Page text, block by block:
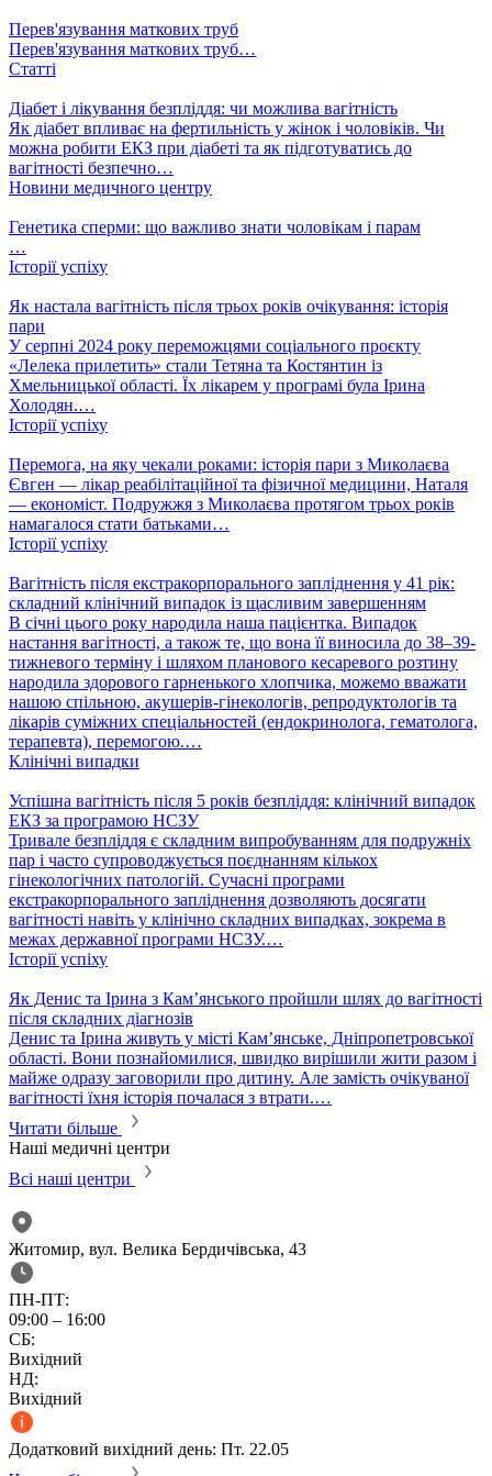
Перев'язування маткових труб
Перев'язування маткових труб…
Статті
Діабет і лікування безпліддя: чи можлива вагітність
Як діабет впливає на фертильність у жінок і чоловіків. Чи
можна робити ЕКЗ при діабеті та як підготуватись до
вагітності безпечно…
Новини медичного центру
Генетика сперми: що важливо знати чоловікам і парам
…
Історії успіху
Як настала вагітність після трьох років очікування: історія
пари
У серпні 2024 року переможцями соціального проєкту
«Лелека прилетить» стали Тетяна та Костянтин із
Хмельницької області. Їх лікарем у програмі була Ірина
Холодян.…
Історії успіху
Перемога, на яку чекали роками: історія пари з Миколаєва
Євген — лікар реабілітаційної та фізичної медицини, Наталя
— економіст. Подружжя з Миколаєва протягом трьох років
намагалося стати батьками…
Історії успіху
Вагітність після екстракорпорального запліднення у 41 рік:
складний клінічний випадок із щасливим завершенням
В січні цього року народила наша пацієнтка. Випадок
настання вагітності, а також те, що вона її виносила до 38–39-
тижневого терміну і шляхом планового кесаревого розтину
народила здорового гарненького хлопчика, можемо вважати
нашою спільною, акушерів-гінекологів, репродуктологів та
лікарів суміжних спеціальностей (ендокринолога, гематолога,
терапевта), перемогою.…
Клінічні випадки
Успішна вагітність після 5 років безпліддя: клінічний випадок
ЕКЗ за програмою НСЗУ
Тривале безпліддя є складним випробуванням для подружніх
пар і часто супроводжується поєднанням кількох
гінекологічних патологій. Сучасні програми
екстракорпорального запліднення дозволяють досягати
вагітності навіть у клінічно складних випадках, зокрема в
межах державної програми НСЗУ.…
Історії успіху
Як Денис та Ірина з Кам’янського пройшли шлях до вагітності
після складних діагнозів
Денис та Ірина живуть у місті Кам’янське, Дніпропетровської
області. Вони познайомилися, швидко вирішили жити разом і
майже одразу заговорили про дитину. Але замість очікуваної
вагітності їхня історія почалася з втрати.…
Читати більше
Наші медичні центри
Всі наші центри
Житомир, вул. Велика Бердичівська, 43
ПН-ПТ:
09:00 – 16:00
СБ:
Вихідний
НД:
Вихідний
Додатковий вихідний день: Пт. 22.05